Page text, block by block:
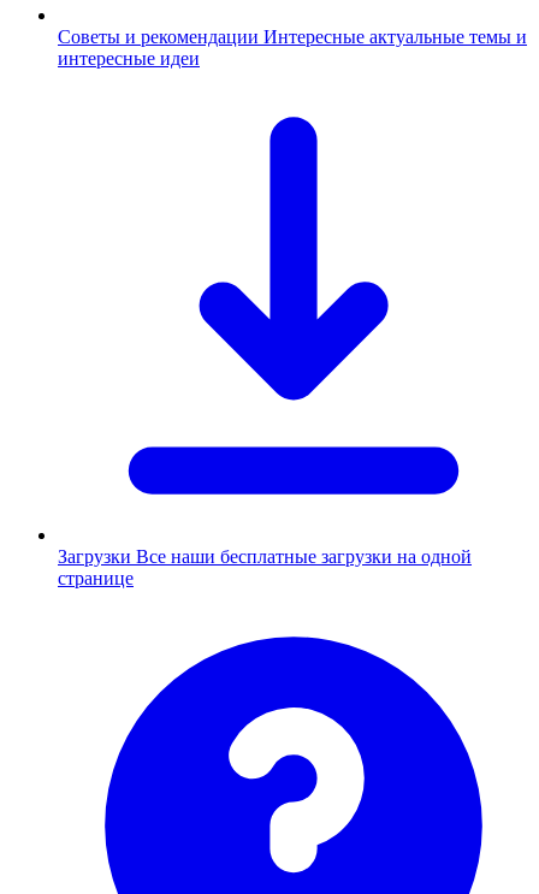
Советы и рекомендации Интересные актуальные темы и
интересные идеи
Загрузки Все наши бесплатные загрузки на одной
странице